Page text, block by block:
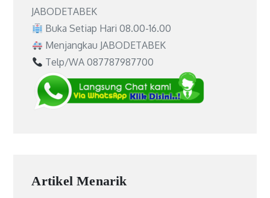
JABODETABEK
Buka Setiap Hari 08.00-16.00
Menjangkau JABODETABEK
Telp/WA 087787987700
Artikel Menarik